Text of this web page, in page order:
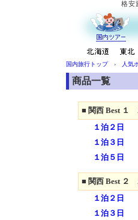
格安
国内旅行トップ› 人気
商品一覧
■ 関西 Best １
１泊２日
１泊３日
１泊５日
■ 関西 Best ２
１泊２日
１泊３日